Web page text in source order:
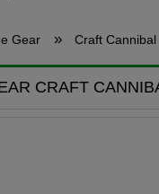
Gear » Craft Cannibal
CRAFT